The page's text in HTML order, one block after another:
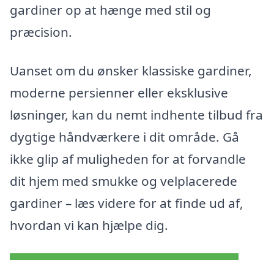
gardiner op at hænge med stil og
præcision.
Uanset om du ønsker klassiske gardiner,
moderne persienner eller eksklusive
løsninger, kan du nemt indhente tilbud fra
dygtige håndværkere i dit område. Gå
ikke glip af muligheden for at forvandle
dit hjem med smukke og velplacerede
gardiner – læs videre for at finde ud af,
hvordan vi kan hjælpe dig.